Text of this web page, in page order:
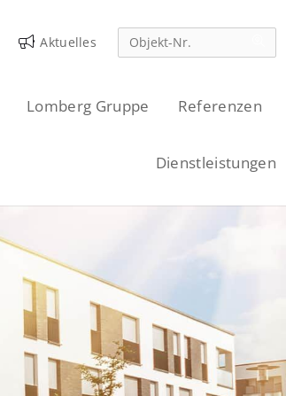
Aktuelles
Lomberg Gruppe Referenzen
Dienstleistungen